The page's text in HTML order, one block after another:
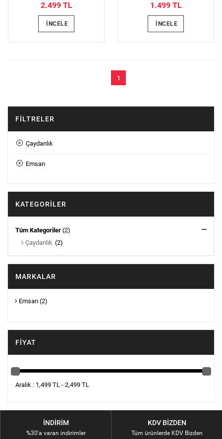
2.499 TL
İNCELE
1.499 TL
İNCELE
1
FILTRELER
Çaydanlık
Emsan
KATEGORILER
Tüm Kategoriler (2)
Çaydanlık (2)
MARKALAR
Emsan (2)
FIYAT
Aralık : 1,499 TL - 2,499 TL
İNDIRIM
%30'a varan indirimler
KDV BIZDEN
Tüm ürünlerde KDV Bizden